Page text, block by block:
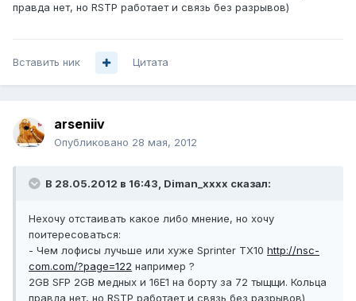
правда нет, но RSTP работает и связь без разрывов)
Вставить ник Цитата
arseniiv
Опубликовано 28 мая, 2012
В 28.05.2012 в 16:43, Diman_xxxx сказал:
Нехочу отстаивать какое либо мнение, но хочу
поитересоваться:
- Чем лофисы лучьше или хуже Sprinter TX10 http://nsc-
com.com/?page=122 например ?
2GB SFP 2GB медных и 16E1 на борту за 72 тыщщи. Кольца
правда нет, но RSTP работает и связь без разрывов)